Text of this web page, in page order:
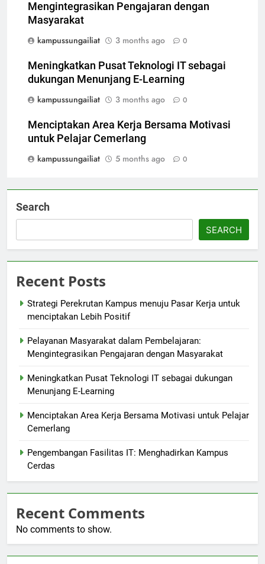
Mengintegrasikan Pengajaran dengan
Masyarakat
kampussungailiat
3 months ago 0
Meningkatkan Pusat Teknologi IT sebagai
dukungan Menunjang E-Learning
kampussungailiat
3 months ago 0
Menciptakan Area Kerja Bersama Motivasi
untuk Pelajar Cemerlang
kampussungailiat
5 months ago 0
Search
SEARCH
Recent Posts
Strategi Perekrutan Kampus menuju Pasar Kerja untuk
menciptakan Lebih Positif
Pelayanan Masyarakat dalam Pembelajaran:
Mengintegrasikan Pengajaran dengan Masyarakat
Meningkatkan Pusat Teknologi IT sebagai dukungan
Menunjang E-Learning
Menciptakan Area Kerja Bersama Motivasi untuk Pelajar
Cemerlang
Pengembangan Fasilitas IT: Menghadirkan Kampus
Cerdas
Recent Comments
No comments to show.